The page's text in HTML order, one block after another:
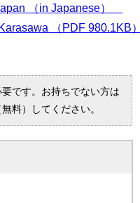
（in Japanese）
（PDF 980.1KB）
です。お持ちでない方は
料）してください。